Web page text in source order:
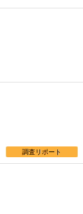
調査リポート